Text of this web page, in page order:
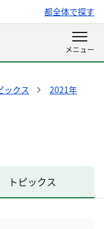
都全体で探す
ックス
2021年
トピックス